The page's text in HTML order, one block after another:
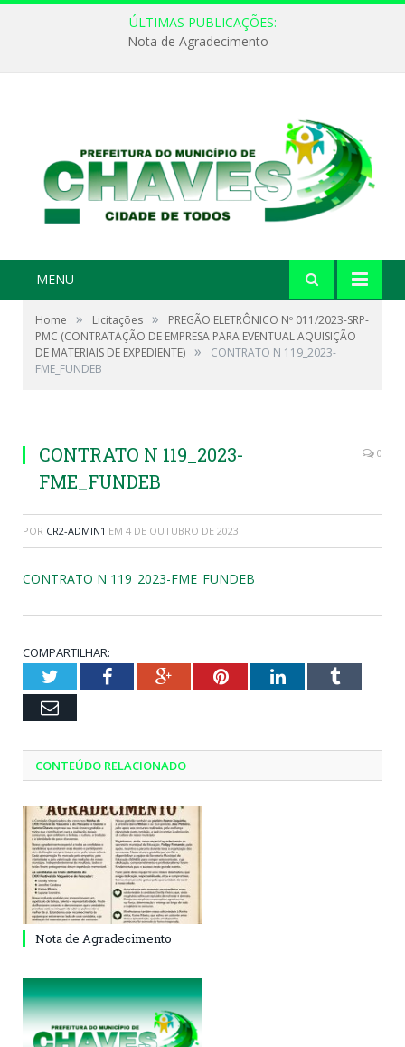
ÚLTIMAS PUBLICAÇÕES:
Nota de Agradecimento
MENU
Home » Licitações »
PREGÃO ELETRÔNICO Nº 011/2023-SRP-
PMC (CONTRATAÇÃO DE EMPRESA PARA EVENTUAL AQUISIÇÃO
DE MATERIAIS DE EXPEDIENTE) »
CONTRATO N 119_2023-
FME_FUNDEB
CONTRATO N 119_2023-
FME_FUNDEB
0
POR CR2-ADMIN1 EM 4 DE OUTUBRO DE 2023
CONTRATO N 119_2023-FME_FUNDEB
COMPARTILHAR:
TwitterFacebookGoogle+PinterestLinkedInTumblr
Email
CONTEÚDO RELACIONADO
Nota de Agradecimento